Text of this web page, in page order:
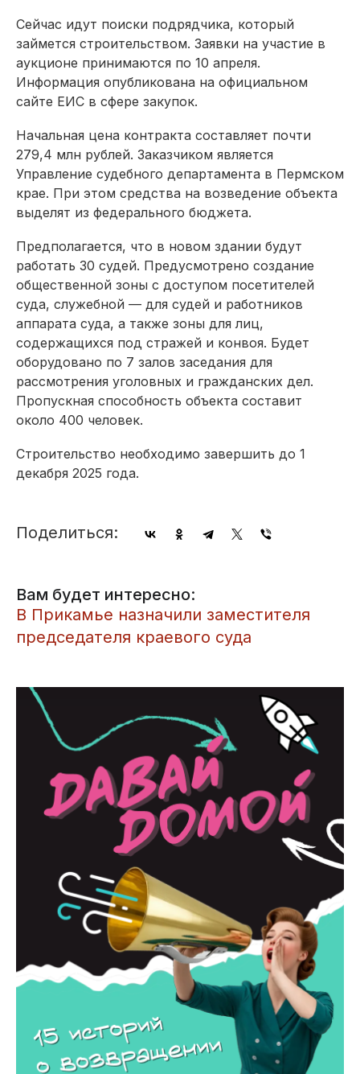
Сейчас идут поиски подрядчика, который
займется строительством. Заявки на участие в
аукционе принимаются по 10 апреля.
Информация опубликована на официальном
сайте ЕИС в сфере закупок.
Начальная цена контракта составляет почти
279,4 млн рублей. Заказчиком является
Управление судебного департамента в Пермском
крае. При этом средства на возведение объекта
выделят из федерального бюджета.
Предполагается, что в новом здании будут
работать 30 судей. Предусмотрено создание
общественной зоны с доступом посетителей
суда, служебной — для судей и работников
аппарата суда, а также зоны для лиц,
содержащихся под стражей и конвоя. Будет
оборудовано по 7 залов заседания для
рассмотрения уголовных и гражданских дел.
Пропускная способность объекта составит
около 400 человек.
Строительство необходимо завершить до 1
декабря 2025 года.
Поделиться:
Вам будет интересно:
​В Прикамье назначили заместителя
председателя краевого суда